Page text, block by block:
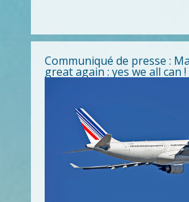
Communiqué de presse :
great again : yes we all can !